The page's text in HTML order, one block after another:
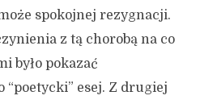
spokojnej rezygnacji.
z tą chorobą na co
było pokazać
“poetycki” esej. Z drugiej